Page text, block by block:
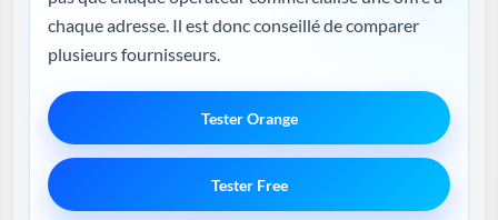
chaque adresse. Il est donc conseillé de comparer
plusieurs fournisseurs.
Tester Orange
Tester Free